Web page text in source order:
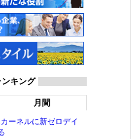
キング
月間
ーネルに新ゼロデイ